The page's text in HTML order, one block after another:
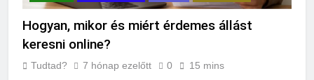
Hogyan, mikor és miért érdemes állást
keresni online?
Tudtad? 7 hónap ezelőtt 0 15 mins